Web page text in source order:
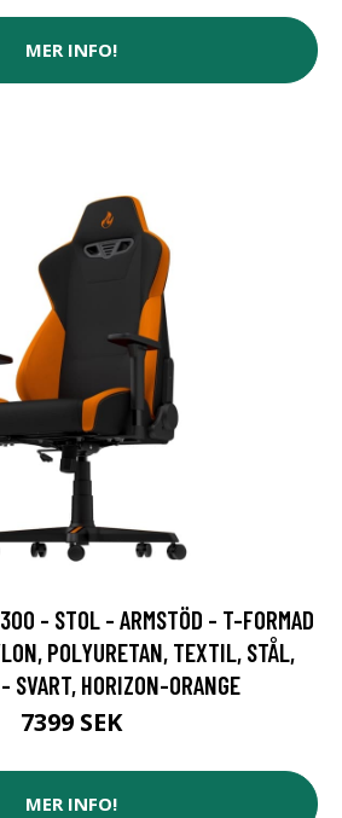
MER INFO!
- STOL - ARMSTÖD - T-FORMAD
POLYURETAN, TEXTIL, STÅL,
SVART, HORIZON-ORANGE
7399 SEK
MER INFO!